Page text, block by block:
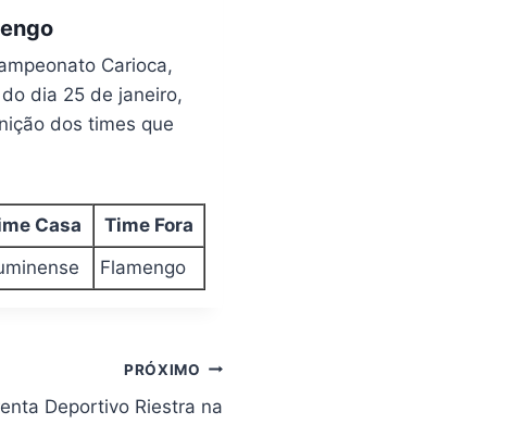
Carioca,
dia 25 de janeiro,
dos times que
Casa
Time Fora
Flamengo
PRÓXIMO
Deportivo Riestra na